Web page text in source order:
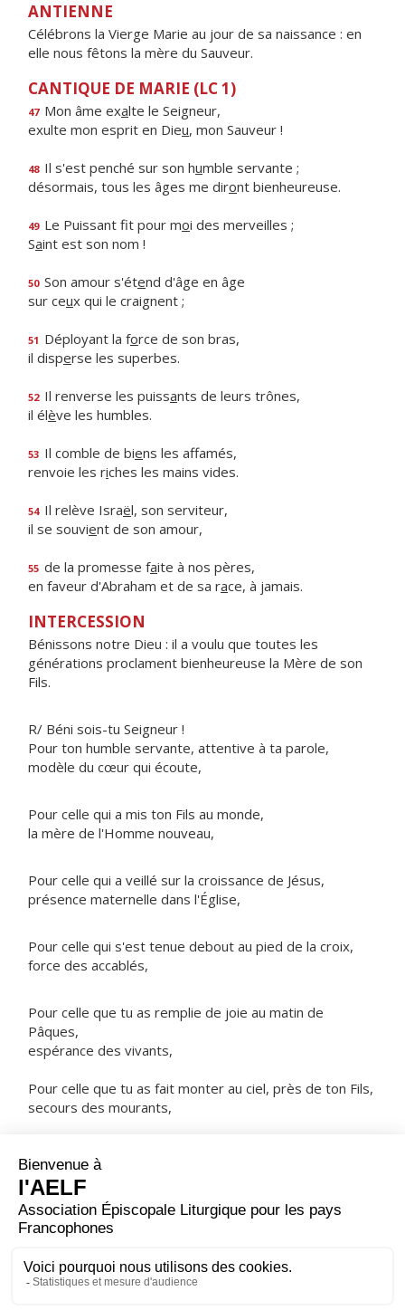
ANTIENNE
Célébrons la Vierge Marie au jour de sa naissance : en
elle nous fêtons la mère du Sauveur.
CANTIQUE DE MARIE (LC 1)
47 Mon âme exalte le Seigneur,
exulte mon esprit en Dieu, mon Sauveur !
48 Il s'est penché sur son humble servante ;
désormais, tous les âges me diront bienheureuse.
49 Le Puissant fit pour moi des merveilles ;
Saint est son nom !
50 Son amour s'étend d'âge en âge
sur ceux qui le craignent ;
51 Déployant la force de son bras,
il disperse les superbes.
52 Il renverse les puissants de leurs trônes,
il élève les humbles.
53 Il comble de biens les affamés,
renvoie les riches les mains vides.
54 Il relève Israël, son serviteur,
il se souvient de son amour,
55 de la promesse faite à nos pères,
en faveur d'Abraham et de sa race, à jamais.
INTERCESSION
Bénissons notre Dieu : il a voulu que toutes les
générations proclament bienheureuse la Mère de son
Fils.
R/ Béni sois-tu Seigneur !
Pour ton humble servante, attentive à ta parole,
modèle du cœur qui écoute,
Pour celle qui a mis ton Fils au monde,
la mère de l'Homme nouveau,
Pour celle qui a veillé sur la croissance de Jésus,
présence maternelle dans l'Église,
Pour celle qui s'est tenue debout au pied de la croix,
force des accablés,
Pour celle que tu as remplie de joie au matin de
Pâques,
espérance des vivants,
Pour celle que tu as fait monter au ciel, près de ton Fils,
secours des mourants,
NOTRE PÈRE
ORAISON
Ouvre à tes serviteurs, Dieu très bon, tes richesses de
nous le commencement du salut, que la fête de sa
nativité nous apporte un surcroît de paix.